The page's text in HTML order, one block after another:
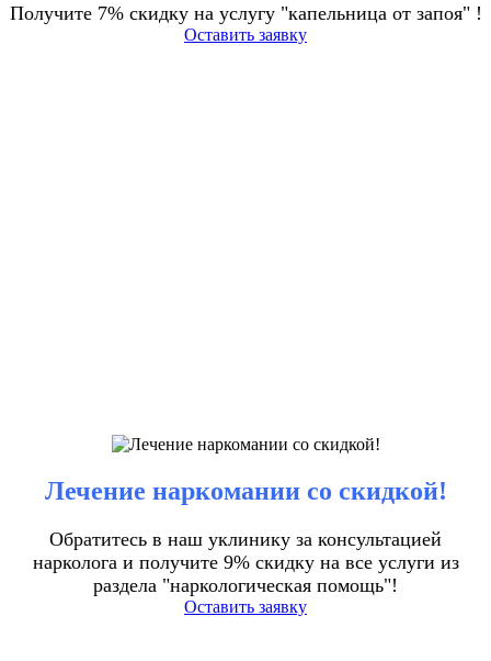
Получите 7% скидку на услугу "капельница от запоя" !
Оставить заявку
Лечение наркомании со скидкой!
Обратитесь в наш уклинику за консультацией
нарколога и получите 9% скидку на все услуги из
раздела "наркологическая помощь"!
Оставить заявку